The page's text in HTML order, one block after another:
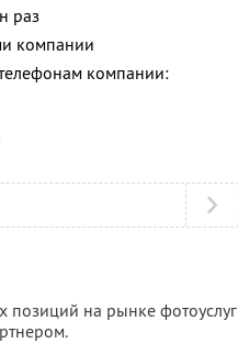
раз
компании
компании:
позиций на рынке фотоуслуг